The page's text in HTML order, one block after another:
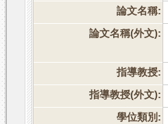
論文名稱:
論文名稱(外文):
指導教授:
指導教授(外文):
學位類別: